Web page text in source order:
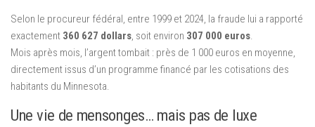
Selon le procureur fédéral, entre 1999 et 2024, la fraude lui a rapporté
exactement 360 627 dollars, soit environ 307 000 euros.
Mois après mois, l’argent tombait : près de 1 000 euros en moyenne,
directement issus d’un programme financé par les cotisations des
habitants du Minnesota.
Une vie de mensonges… mais pas de luxe